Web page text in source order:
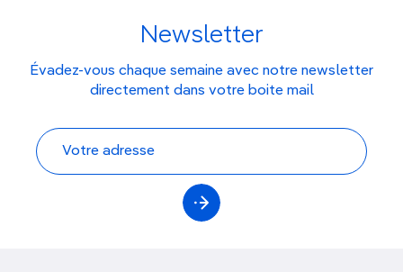
Newsletter
Évadez-vous chaque semaine avec notre newsletter
directement dans votre boite mail